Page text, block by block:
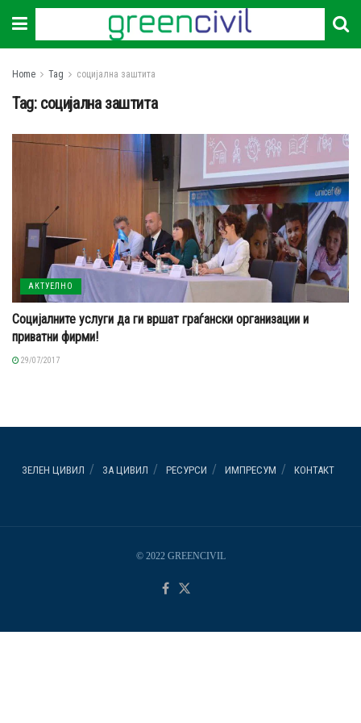
Home Tag социјална заштита
Tag: социјална заштита
АКТУЕЛНО
Социјалните услуги да ги вршат граѓански организации и
приватни фирми!
29/07/2017
ЗЕЛЕН ЦИВИЛ ЗА ЦИВИЛ РЕСУРСИ ИМПРЕСУМ КОНТАКТ
© 2022 GREENCIVIL